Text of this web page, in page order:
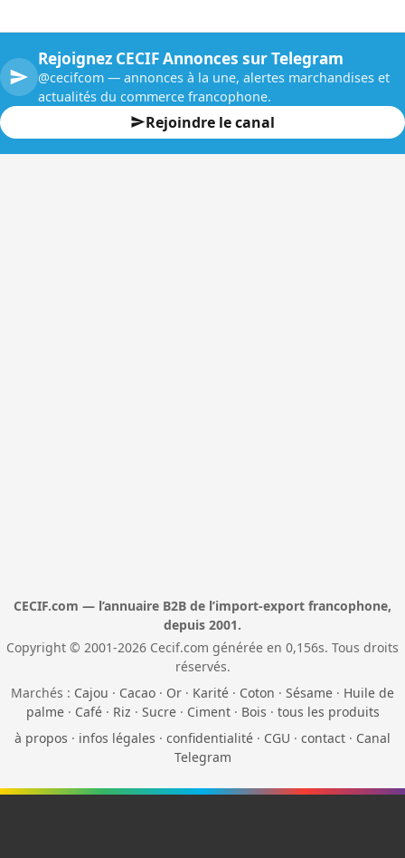
Rejoignez CECIF Annonces sur Telegram
@cecifcom — annonces à la une, alertes marchandises et
actualités du commerce francophone.
Rejoindre le canal
CECIF.com — l’annuaire B2B de l’import-export francophone,
depuis 2001.
Copyright © 2001-2026 Cecif.com générée en 0,156s. Tous droits
réservés.
Marchés : Cajou · Cacao · Or · Karité · Coton · Sésame · Huile de
palme· Café· Riz · Sucre· Ciment· Bois · tous les produits
à propos · infos légales · confidentialité · CGU · contact · Canal
Telegram